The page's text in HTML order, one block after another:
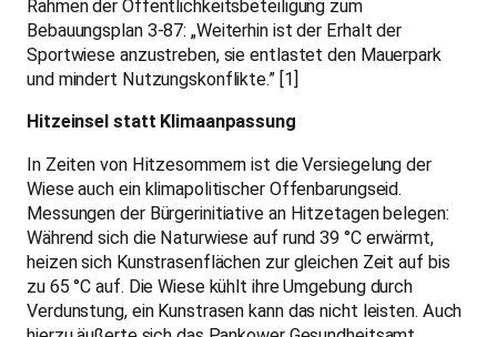
kritisch: „Die aktuelle Hitzebelastung für dieses Gebiet
ist bereits erhöht und eine Bodenentsiegelung, nicht eine
Verdichtung durch die Bebauung, wären daher aus
gesundheitlichen Aspekten zu fordern. [Es ist] zu
überlegen, die Nutzung auf lokal zu nutzende
unversiegelten Grünflächen zu erhöhen.“ [2]
Faktencheck: Gebrochene Zusagen
Senatsvertreterinnen haben den Erhalt der Wiese
öffentlich zugesichert. So erklärte Staatssekretärin
Nicola Böcker-Giannini: „Bei der Sportwiese ist es ganz
klar so ausgewiesen, dass sie in einer vergleichbaren